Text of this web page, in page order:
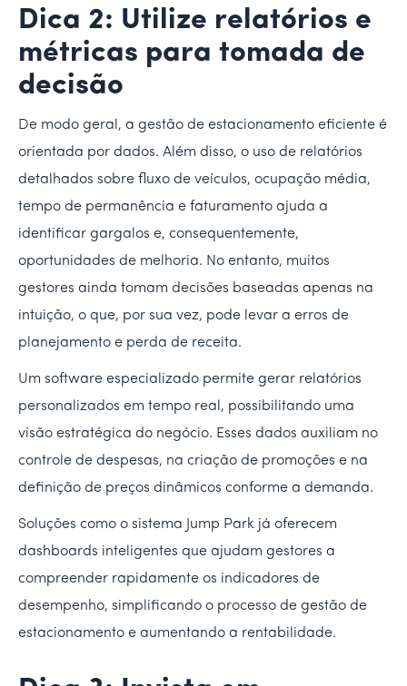
Dica 2: Utilize relatórios e
métricas para tomada de
decisão
De modo geral, a gestão de estacionamento eficiente é
orientada por dados. Além disso, o uso de relatórios
detalhados sobre fluxo de veículos, ocupação média,
tempo de permanência e faturamento ajuda a
identificar gargalos e, consequentemente,
oportunidades de melhoria. No entanto, muitos
gestores ainda tomam decisões baseadas apenas na
intuição, o que, por sua vez, pode levar a erros de
planejamento e perda de receita.
Um software especializado permite gerar relatórios
personalizados em tempo real, possibilitando uma
visão estratégica do negócio. Esses dados auxiliam no
controle de despesas, na criação de promoções e na
definição de preços dinâmicos conforme a demanda.
Soluções como o sistema Jump Park já oferecem
dashboards inteligentes que ajudam gestores a
compreender rapidamente os indicadores de
desempenho, simplificando o processo de gestão de
estacionamento e aumentando a rentabilidade.